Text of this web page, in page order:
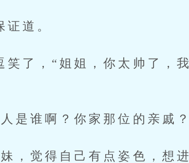
道。
了，“姐姐，你太帅了，
是谁啊？你家那位的亲戚
觉得自己有点姿色，想